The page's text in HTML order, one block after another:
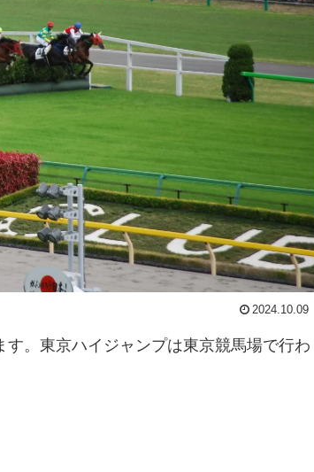
2024.10.09
。東京ハイジャンプは東京競馬場で行わ